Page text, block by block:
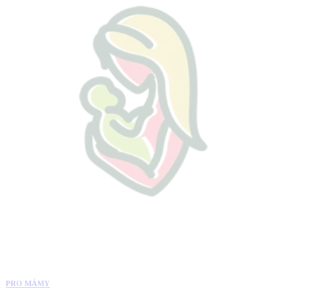
PRO MÁMY